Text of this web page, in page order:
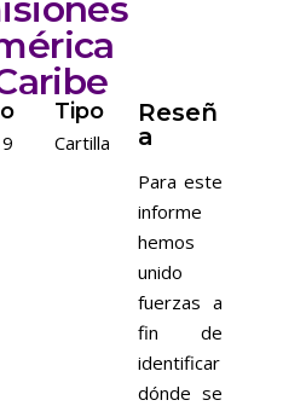
Tipo
Cartilla
Reseñ
a
Para este
informe
hemos
unido
fuerzas a
fin de
identificar
dónde se